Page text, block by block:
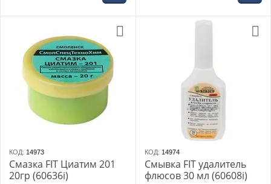
КОД: 14973
Смазка FIT Циатим 201
20гр (60636i)
КОД: 14974
Смывка FIT удалитель
флюсов 30 мл (60608i)